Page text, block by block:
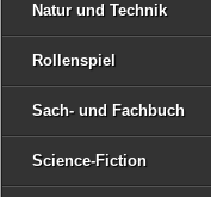
Natur und Technik
Rollenspiel
Sach- und Fachbuch
Science-Fiction